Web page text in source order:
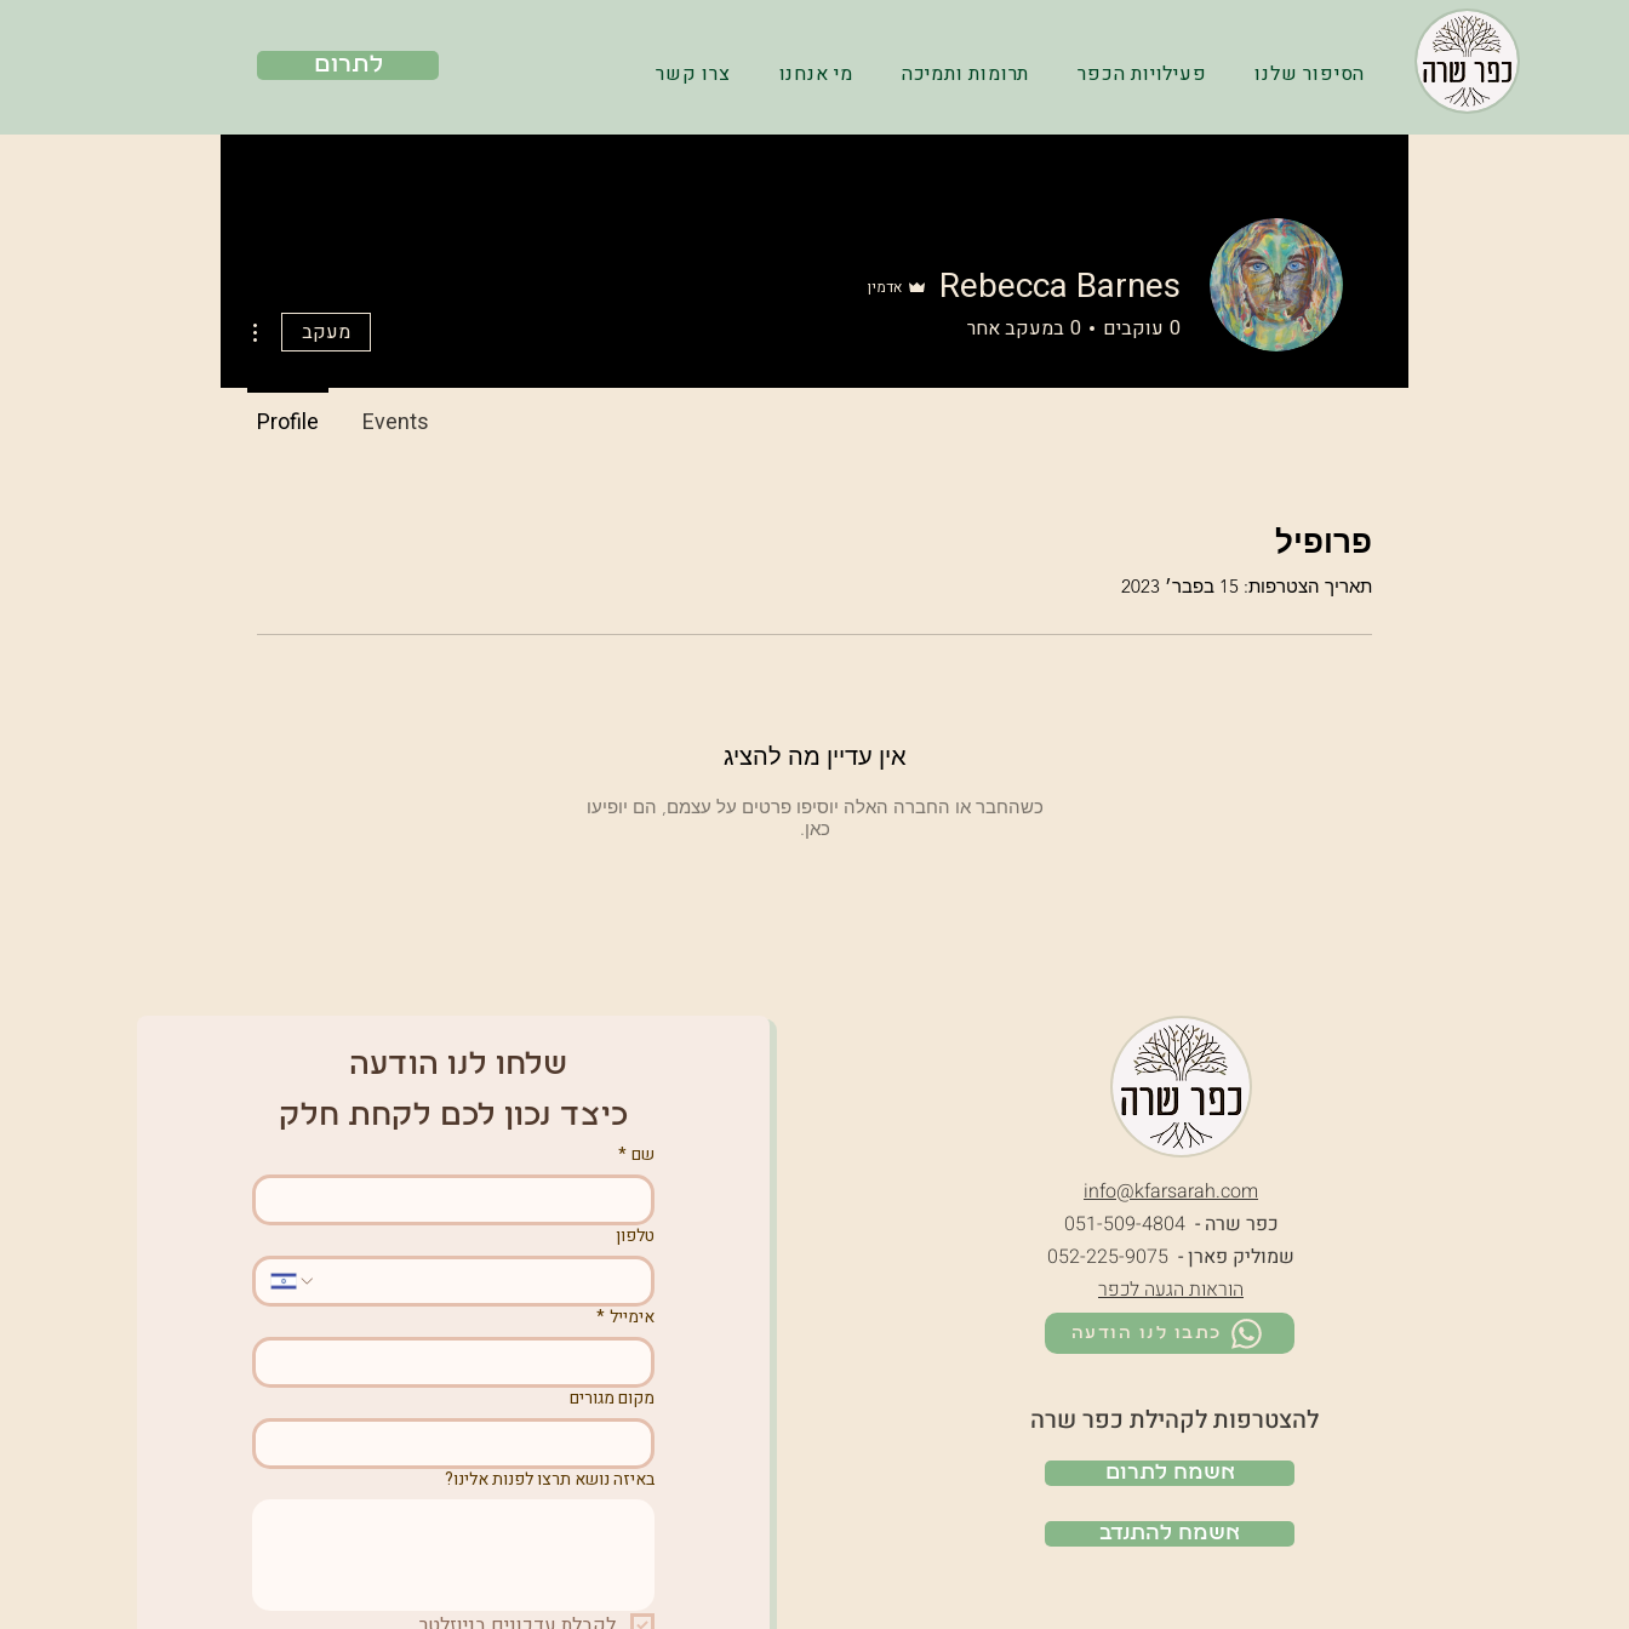
לתרום הסיפור שלנו פעילויות הכפר תרומות ותמיכה מי אנחנו צרו קשר
פרופיל
תאריך הצטרפות: 15 בפבר׳ 2023
אין עדיין מה להציג
כשהחבר או החברה האלה יוסיפו פרטים על עצמם, הם יופיעו
כאן.
Rebecca Barnes אדמין
0 עוקבים 0 במעקב אחר מעקב
Profile Events
שלחו לנו הודעה
כיצד נכון לכם לקחת חלק
שם*
טלפון
אימייל*
מקום מגורים
באיזה נושא תרצו לפנות אלינו?
info@kfarsarah.com
כפר שרה -051-509-4804
שמוליק פארן - 052-225-9075
הוראות הגעה לכפר
כתבו לנו הודעה
להצטרפות לקהילת כפר שרה
אשמח לתרום
אשמח להתנדב